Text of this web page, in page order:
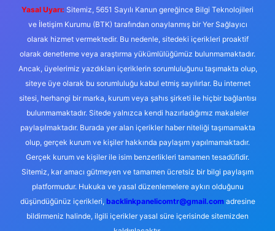
Yasal Uyarı: Sitemiz, 5651 Sayılı Kanun gereğince Bilgi Teknolojileri
ve İletişim Kurumu (BTK) tarafından onaylanmış bir Yer Sağlayıcı
olarak hizmet vermektedir. Bu nedenle, sitedeki içerikleri proaktif
olarak denetleme veya araştırma yükümlülüğümüz bulunmamaktadır.
Ancak, üyelerimiz yazdıkları içeriklerin sorumluluğunu taşımakta olup,
siteye üye olarak bu sorumluluğu kabul etmiş sayılırlar. Bu internet
sitesi, herhangi bir marka, kurum veya şahıs şirketi ile hiçbir bağlantısı
bulunmamaktadır. Sitede yalnızca kendi hazırladığımız makaleler
paylaşılmaktadır. Burada yer alan içerikler haber niteliği taşımamakta
olup, gerçek kurum ve kişiler hakkında paylaşım yapılmamaktadır.
Gerçek kurum ve kişiler ile isim benzerlikleri tamamen tesadüfidir.
Sitemiz, kar amacı gütmeyen ve tamamen ücretsiz bir bilgi paylaşım
platformudur. Hukuka ve yasal düzenlemelere aykırı olduğunu
düşündüğünüz içerikleri, backlinkpanelicomtr@gmail.comadresine
bildirmeniz halinde, ilgili içerikler yasal süre içerisinde sitemizden